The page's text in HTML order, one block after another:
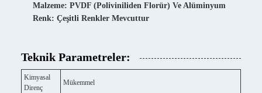
Malzeme: PVDF (Poliviniliden Florür) Ve Alüminyum
Renk: Çeşitli Renkler Mevcuttur
Teknik Parametreler:
Kimyasal
Direnç
Mükemmel